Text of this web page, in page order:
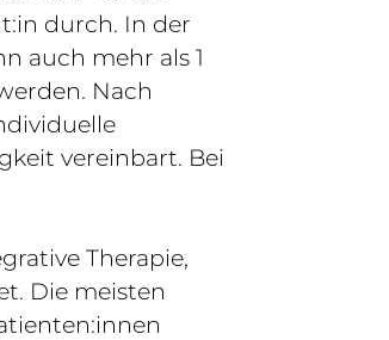
durch. In der
auch mehr als 1
Nach
vereinbart. Bei
Therapie,
Die meisten